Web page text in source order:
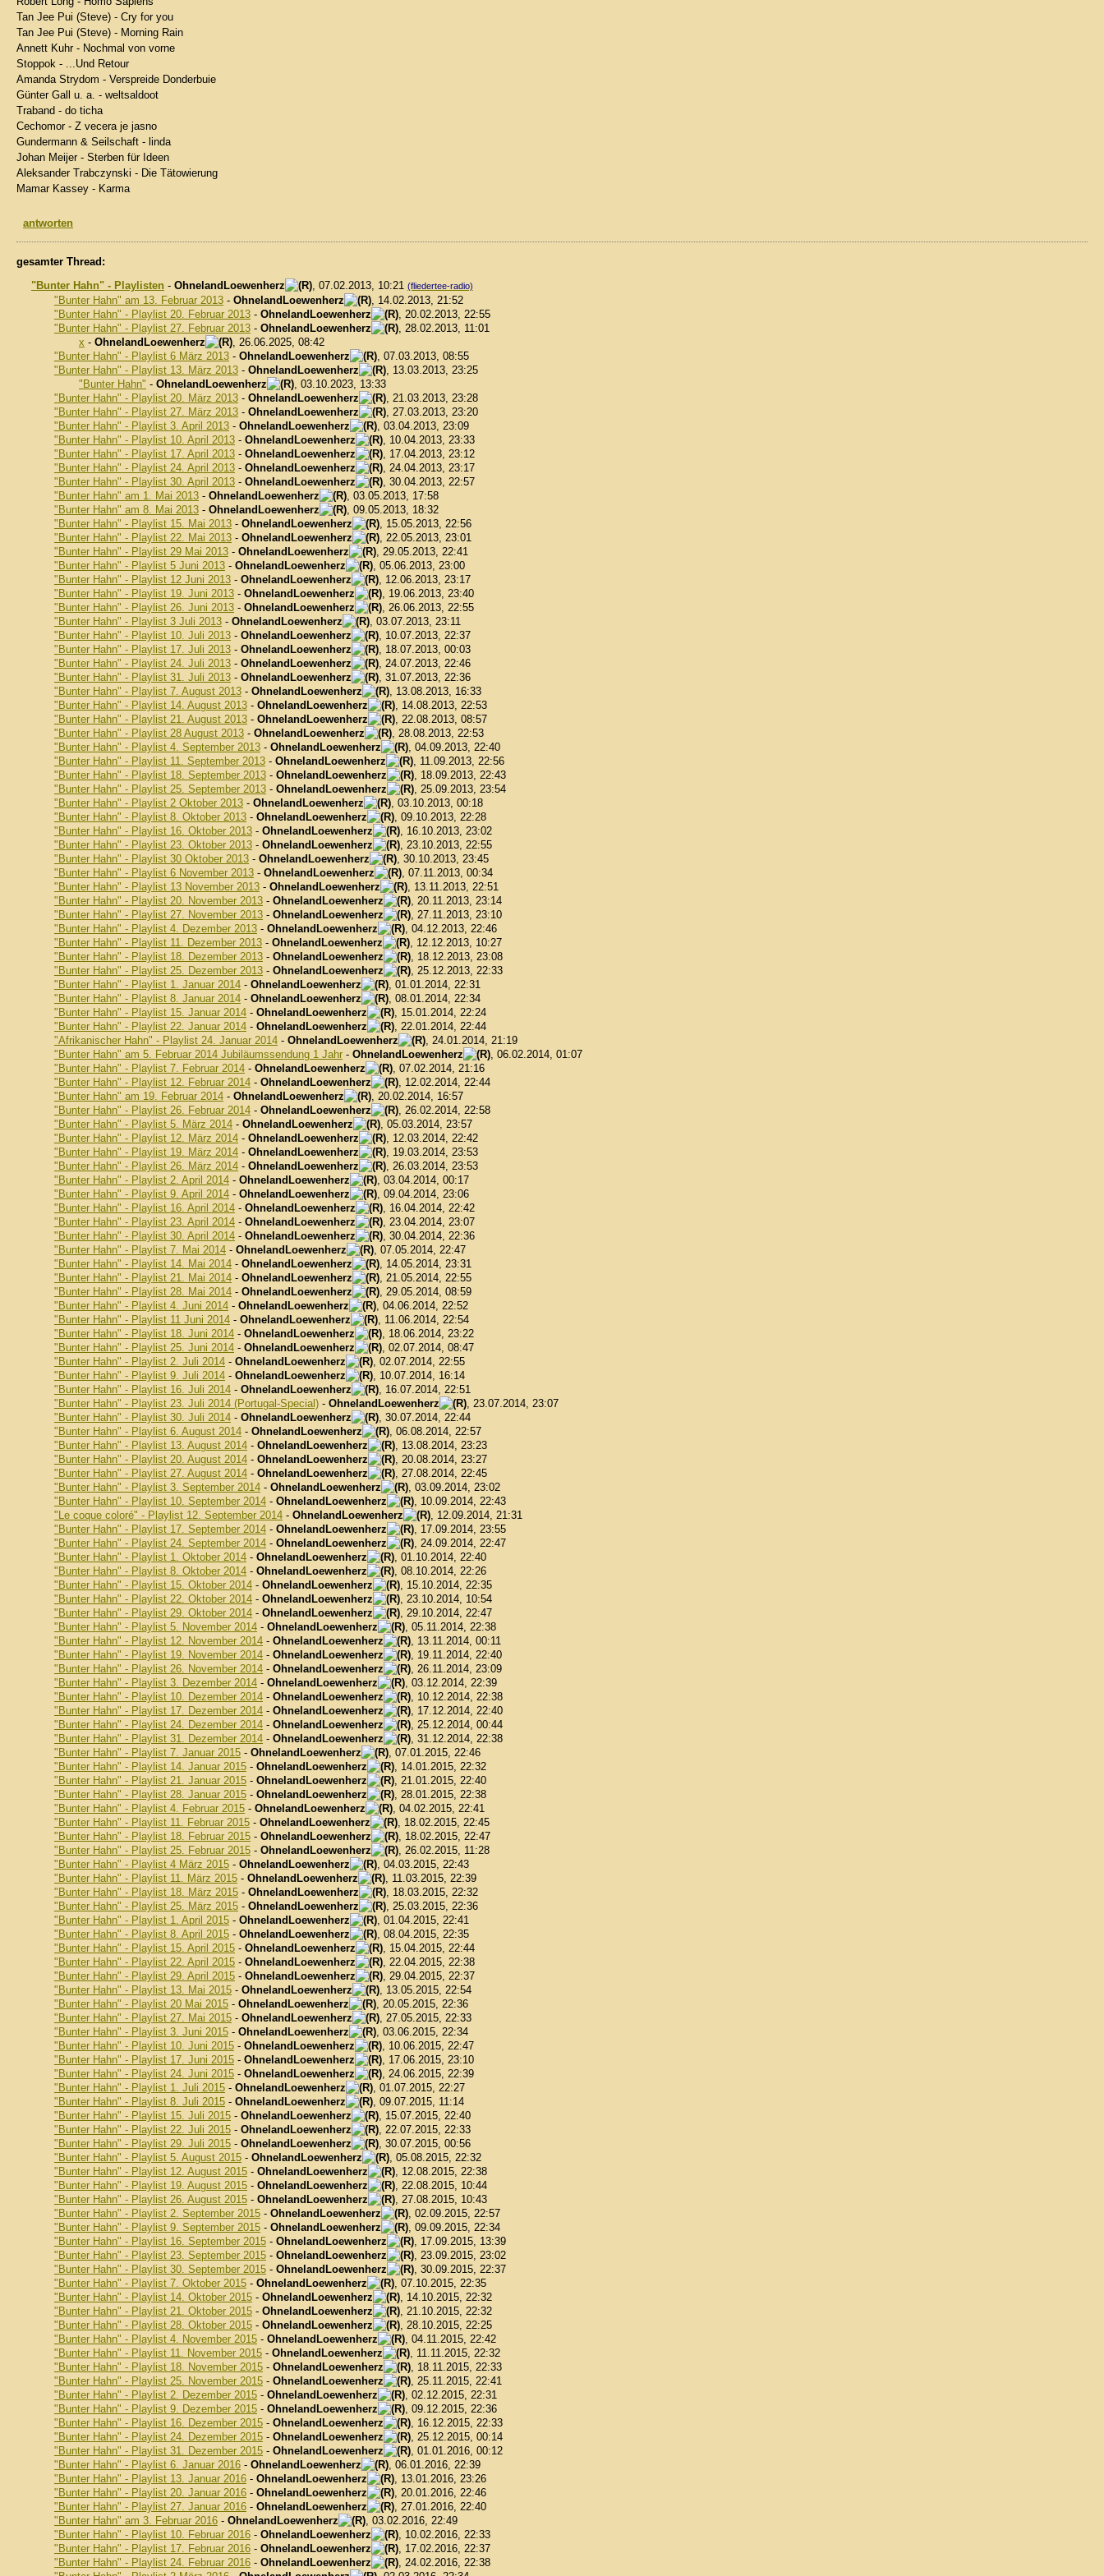
Tan Jee Pui (Steve) - Cry for you
Tan Jee Pui (Steve) - Morning Rain
Annett Kuhr - Nochmal von vorne
Stoppok - ...Und Retour
Amanda Strydom - Verspreide Donderbuie
Günter Gall u. a. - weltsaldoot
Traband - do ticha
Cechomor - Z vecera je jasno
Gundermann & Seilschaft - linda
Johan Meijer - Sterben für Ideen
Aleksander Trabczynski - Die Tätowierung
Mamar Kassey - Karma
antworten
gesamter Thread:
"Bunter Hahn" - Playlisten - OhnelandLoewenherz , 07.02.2013, 10:21 (fliedertee-radio)
"Bunter Hahn" am 13. Februar 2013 - OhnelandLoewenherz
, 14.02.2013, 21:52
"Bunter Hahn" - Playlist 20. Februar 2013 - OhnelandLoewenherz
, 20.02.2013, 22:55
"Bunter Hahn" - Playlist 27. Februar 2013 - OhnelandLoewenherz
, 28.02.2013, 11:01
x - OhnelandLoewenherz
, 26.06.2025, 08:42
"Bunter Hahn" - Playlist 6 März 2013 - OhnelandLoewenherz
, 07.03.2013, 08:55
"Bunter Hahn" - Playlist 13. März 2013 - OhnelandLoewenherz
, 13.03.2013, 23:25
"Bunter Hahn" - OhnelandLoewenherz
, 03.10.2023, 13:33
"Bunter Hahn" - Playlist 20. März 2013 - OhnelandLoewenherz
, 21.03.2013, 23:28
"Bunter Hahn" - Playlist 27. März 2013 - OhnelandLoewenherz
, 27.03.2013, 23:20
"Bunter Hahn" - Playlist 3. April 2013 - OhnelandLoewenherz
, 03.04.2013, 23:09
"Bunter Hahn" - Playlist 10. April 2013 - OhnelandLoewenherz
, 10.04.2013, 23:33
"Bunter Hahn" - Playlist 17. April 2013 - OhnelandLoewenherz
, 17.04.2013, 23:12
"Bunter Hahn" - Playlist 24. April 2013 - OhnelandLoewenherz
, 24.04.2013, 23:17
"Bunter Hahn" - Playlist 30. April 2013 - OhnelandLoewenherz
, 30.04.2013, 22:57
"Bunter Hahn" am 1. Mai 2013 - OhnelandLoewenherz
, 03.05.2013, 17:58
"Bunter Hahn" am 8. Mai 2013 - OhnelandLoewenherz
, 09.05.2013, 18:32
"Bunter Hahn" - Playlist 15. Mai 2013 - OhnelandLoewenherz
, 15.05.2013, 22:56
"Bunter Hahn" - Playlist 22. Mai 2013 - OhnelandLoewenherz
, 22.05.2013, 23:01
"Bunter Hahn" - Playlist 29 Mai 2013 - OhnelandLoewenherz
, 29.05.2013, 22:41
"Bunter Hahn" - Playlist 5 Juni 2013 - OhnelandLoewenherz
, 05.06.2013, 23:00
"Bunter Hahn" - Playlist 12 Juni 2013 - OhnelandLoewenherz
, 12.06.2013, 23:17
"Bunter Hahn" - Playlist 19. Juni 2013 - OhnelandLoewenherz
, 19.06.2013, 23:40
"Bunter Hahn" - Playlist 26. Juni 2013 - OhnelandLoewenherz
, 26.06.2013, 22:55
"Bunter Hahn" - Playlist 3 Juli 2013 - OhnelandLoewenherz
, 03.07.2013, 23:11
"Bunter Hahn" - Playlist 10. Juli 2013 - OhnelandLoewenherz
, 10.07.2013, 22:37
"Bunter Hahn" - Playlist 17. Juli 2013 - OhnelandLoewenherz
, 18.07.2013, 00:03
"Bunter Hahn" - Playlist 24. Juli 2013 - OhnelandLoewenherz
, 24.07.2013, 22:46
"Bunter Hahn" - Playlist 31. Juli 2013 - OhnelandLoewenherz
, 31.07.2013, 22:36
"Bunter Hahn" - Playlist 7. August 2013 - OhnelandLoewenherz
, 13.08.2013, 16:33
"Bunter Hahn" - Playlist 14. August 2013 - OhnelandLoewenherz
, 14.08.2013, 22:53
"Bunter Hahn" - Playlist 21. August 2013 - OhnelandLoewenherz
, 22.08.2013, 08:57
"Bunter Hahn" - Playlist 28 August 2013 - OhnelandLoewenherz
, 28.08.2013, 22:53
"Bunter Hahn" - Playlist 4. September 2013 - OhnelandLoewenherz
, 04.09.2013, 22:40
"Bunter Hahn" - Playlist 11. September 2013 - OhnelandLoewenherz
, 11.09.2013, 22:56
"Bunter Hahn" - Playlist 18. September 2013 - OhnelandLoewenherz
, 18.09.2013, 22:43
"Bunter Hahn" - Playlist 25. September 2013 - OhnelandLoewenherz
, 25.09.2013, 23:54
"Bunter Hahn" - Playlist 2 Oktober 2013 - OhnelandLoewenherz
, 03.10.2013, 00:18
"Bunter Hahn" - Playlist 8. Oktober 2013 - OhnelandLoewenherz
, 09.10.2013, 22:28
"Bunter Hahn" - Playlist 16. Oktober 2013 - OhnelandLoewenherz
, 16.10.2013, 23:02
"Bunter Hahn" - Playlist 23. Oktober 2013 - OhnelandLoewenherz
, 23.10.2013, 22:55
"Bunter Hahn" - Playlist 30 Oktober 2013 - OhnelandLoewenherz
, 30.10.2013, 23:45
"Bunter Hahn" - Playlist 6 November 2013 - OhnelandLoewenherz
, 07.11.2013, 00:34
"Bunter Hahn" - Playlist 13 November 2013 - OhnelandLoewenherz
, 13.11.2013, 22:51
"Bunter Hahn" - Playlist 20. November 2013 - OhnelandLoewenherz
, 20.11.2013, 23:14
"Bunter Hahn" - Playlist 27. November 2013 - OhnelandLoewenherz
, 27.11.2013, 23:10
"Bunter Hahn" - Playlist 4. Dezember 2013 - OhnelandLoewenherz
, 04.12.2013, 22:46
"Bunter Hahn" - Playlist 11. Dezember 2013 - OhnelandLoewenherz
, 12.12.2013, 10:27
"Bunter Hahn" - Playlist 18. Dezember 2013 - OhnelandLoewenherz
, 18.12.2013, 23:08
"Bunter Hahn" - Playlist 25. Dezember 2013 - OhnelandLoewenherz
, 25.12.2013, 22:33
"Bunter Hahn" - Playlist 1. Januar 2014 - OhnelandLoewenherz
, 01.01.2014, 22:31
"Bunter Hahn" - Playlist 8. Januar 2014 - OhnelandLoewenherz
, 08.01.2014, 22:34
"Bunter Hahn" - Playlist 15. Januar 2014 - OhnelandLoewenherz
, 15.01.2014, 22:24
"Bunter Hahn" - Playlist 22. Januar 2014 - OhnelandLoewenherz
, 22.01.2014, 22:44
"Afrikanischer Hahn" - Playlist 24. Januar 2014 - OhnelandLoewenherz
, 24.01.2014, 21:19
"Bunter Hahn" am 5. Februar 2014 Jubiläumssendung 1 Jahr - OhnelandLoewenherz
, 06.02.2014, 01:07
"Bunter Hahn" - Playlist 7. Februar 2014 - OhnelandLoewenherz
, 07.02.2014, 21:16
"Bunter Hahn" - Playlist 12. Februar 2014 - OhnelandLoewenherz
, 12.02.2014, 22:44
"Bunter Hahn" am 19. Februar 2014 - OhnelandLoewenherz
, 20.02.2014, 16:57
"Bunter Hahn" - Playlist 26. Februar 2014 - OhnelandLoewenherz
, 26.02.2014, 22:58
"Bunter Hahn" - Playlist 5. März 2014 - OhnelandLoewenherz
, 05.03.2014, 23:57
"Bunter Hahn" - Playlist 12. März 2014 - OhnelandLoewenherz
, 12.03.2014, 22:42
"Bunter Hahn" - Playlist 19. März 2014 - OhnelandLoewenherz
, 19.03.2014, 23:53
"Bunter Hahn" - Playlist 26. März 2014 - OhnelandLoewenherz
, 26.03.2014, 23:53
"Bunter Hahn" - Playlist 2. April 2014 - OhnelandLoewenherz
, 03.04.2014, 00:17
"Bunter Hahn" - Playlist 9. April 2014 - OhnelandLoewenherz
, 09.04.2014, 23:06
"Bunter Hahn" - Playlist 16. April 2014 - OhnelandLoewenherz
, 16.04.2014, 22:42
"Bunter Hahn" - Playlist 23. April 2014 - OhnelandLoewenherz
, 23.04.2014, 23:07
"Bunter Hahn" - Playlist 30. April 2014 - OhnelandLoewenherz
, 30.04.2014, 22:36
"Bunter Hahn" - Playlist 7. Mai 2014 - OhnelandLoewenherz
, 07.05.2014, 22:47
"Bunter Hahn" - Playlist 14. Mai 2014 - OhnelandLoewenherz
, 14.05.2014, 23:31
"Bunter Hahn" - Playlist 21. Mai 2014 - OhnelandLoewenherz
, 21.05.2014, 22:55
"Bunter Hahn" - Playlist 28. Mai 2014 - OhnelandLoewenherz
, 29.05.2014, 08:59
"Bunter Hahn" - Playlist 4. Juni 2014 - OhnelandLoewenherz
, 04.06.2014, 22:52
"Bunter Hahn" - Playlist 11 Juni 2014 - OhnelandLoewenherz
, 11.06.2014, 22:54
"Bunter Hahn" - Playlist 18. Juni 2014 - OhnelandLoewenherz
, 18.06.2014, 23:22
"Bunter Hahn" - Playlist 25. Juni 2014 - OhnelandLoewenherz
, 02.07.2014, 08:47
"Bunter Hahn" - Playlist 2. Juli 2014 - OhnelandLoewenherz
, 02.07.2014, 22:55
"Bunter Hahn" - Playlist 9. Juli 2014 - OhnelandLoewenherz
, 10.07.2014, 16:14
"Bunter Hahn" - Playlist 16. Juli 2014 - OhnelandLoewenherz
, 16.07.2014, 22:51
"Bunter Hahn" - Playlist 23. Juli 2014 (Portugal-Special) - OhnelandLoewenherz
, 23.07.2014, 23:07
"Bunter Hahn" - Playlist 30. Juli 2014 - OhnelandLoewenherz
, 30.07.2014, 22:44
"Bunter Hahn" - Playlist 6. August 2014 - OhnelandLoewenherz
, 06.08.2014, 22:57
"Bunter Hahn" - Playlist 13. August 2014 - OhnelandLoewenherz
, 13.08.2014, 23:23
"Bunter Hahn" - Playlist 20. August 2014 - OhnelandLoewenherz
, 20.08.2014, 23:27
"Bunter Hahn" - Playlist 27. August 2014 - OhnelandLoewenherz
, 27.08.2014, 22:45
"Bunter Hahn" - Playlist 3. September 2014 - OhnelandLoewenherz
, 03.09.2014, 23:02
"Bunter Hahn" - Playlist 10. September 2014 - OhnelandLoewenherz
, 10.09.2014, 22:43
"Le coque coloré" - Playlist 12. September 2014 - OhnelandLoewenherz
, 12.09.2014, 21:31
"Bunter Hahn" - Playlist 17. September 2014 - OhnelandLoewenherz
, 17.09.2014, 23:55
"Bunter Hahn" - Playlist 24. September 2014 - OhnelandLoewenherz
, 24.09.2014, 22:47
"Bunter Hahn" - Playlist 1. Oktober 2014 - OhnelandLoewenherz
, 01.10.2014, 22:40
"Bunter Hahn" - Playlist 8. Oktober 2014 - OhnelandLoewenherz
, 08.10.2014, 22:26
"Bunter Hahn" - Playlist 15. Oktober 2014 - OhnelandLoewenherz
, 15.10.2014, 22:35
"Bunter Hahn" - Playlist 22. Oktober 2014 - OhnelandLoewenherz
, 23.10.2014, 10:54
"Bunter Hahn" - Playlist 29. Oktober 2014 - OhnelandLoewenherz
, 29.10.2014, 22:47
"Bunter Hahn" - Playlist 5. November 2014 - OhnelandLoewenherz
, 05.11.2014, 22:38
"Bunter Hahn" - Playlist 12. November 2014 - OhnelandLoewenherz
, 13.11.2014, 00:11
"Bunter Hahn" - Playlist 19. November 2014 - OhnelandLoewenherz
, 19.11.2014, 22:40
"Bunter Hahn" - Playlist 26. November 2014 - OhnelandLoewenherz
, 26.11.2014, 23:09
"Bunter Hahn" - Playlist 3. Dezember 2014 - OhnelandLoewenherz
, 03.12.2014, 22:39
"Bunter Hahn" - Playlist 10. Dezember 2014 - OhnelandLoewenherz
, 10.12.2014, 22:38
"Bunter Hahn" - Playlist 17. Dezember 2014 - OhnelandLoewenherz
, 17.12.2014, 22:40
"Bunter Hahn" - Playlist 24. Dezember 2014 - OhnelandLoewenherz
, 25.12.2014, 00:44
"Bunter Hahn" - Playlist 31. Dezember 2014 - OhnelandLoewenherz
, 31.12.2014, 22:38
"Bunter Hahn" - Playlist 7. Januar 2015 - OhnelandLoewenherz
, 07.01.2015, 22:46
"Bunter Hahn" - Playlist 14. Januar 2015 - OhnelandLoewenherz
, 14.01.2015, 22:32
"Bunter Hahn" - Playlist 21. Januar 2015 - OhnelandLoewenherz
, 21.01.2015, 22:40
"Bunter Hahn" - Playlist 28. Januar 2015 - OhnelandLoewenherz
, 28.01.2015, 22:38
"Bunter Hahn" - Playlist 4. Februar 2015 - OhnelandLoewenherz
, 04.02.2015, 22:41
"Bunter Hahn" - Playlist 11. Februar 2015 - OhnelandLoewenherz
, 18.02.2015, 22:45
"Bunter Hahn" - Playlist 18. Februar 2015 - OhnelandLoewenherz
, 18.02.2015, 22:47
"Bunter Hahn" - Playlist 25. Februar 2015 - OhnelandLoewenherz
, 26.02.2015, 11:28
"Bunter Hahn" - Playlist 4 März 2015 - OhnelandLoewenherz
, 04.03.2015, 22:43
"Bunter Hahn" - Playlist 11. März 2015 - OhnelandLoewenherz
, 11.03.2015, 22:39
"Bunter Hahn" - Playlist 18. März 2015 - OhnelandLoewenherz
, 18.03.2015, 22:32
"Bunter Hahn" - Playlist 25. März 2015 - OhnelandLoewenherz
, 25.03.2015, 22:36
"Bunter Hahn" - Playlist 1. April 2015 - OhnelandLoewenherz
, 01.04.2015, 22:41
"Bunter Hahn" - Playlist 8. April 2015 - OhnelandLoewenherz
, 08.04.2015, 22:35
"Bunter Hahn" - Playlist 15. April 2015 - OhnelandLoewenherz
, 15.04.2015, 22:44
"Bunter Hahn" - Playlist 22. April 2015 - OhnelandLoewenherz
, 22.04.2015, 22:38
"Bunter Hahn" - Playlist 29. April 2015 - OhnelandLoewenherz
, 29.04.2015, 22:37
"Bunter Hahn" - Playlist 13. Mai 2015 - OhnelandLoewenherz
, 13.05.2015, 22:54
"Bunter Hahn" - Playlist 20 Mai 2015 - OhnelandLoewenherz
, 20.05.2015, 22:36
"Bunter Hahn" - Playlist 27. Mai 2015 - OhnelandLoewenherz
, 27.05.2015, 22:33
"Bunter Hahn" - Playlist 3. Juni 2015 - OhnelandLoewenherz
, 03.06.2015, 22:34
"Bunter Hahn" - Playlist 10. Juni 2015 - OhnelandLoewenherz
, 10.06.2015, 22:47
"Bunter Hahn" - Playlist 17. Juni 2015 - OhnelandLoewenherz
, 17.06.2015, 23:10
"Bunter Hahn" - Playlist 24. Juni 2015 - OhnelandLoewenherz
, 24.06.2015, 22:39
"Bunter Hahn" - Playlist 1. Juli 2015 - OhnelandLoewenherz
, 01.07.2015, 22:27
"Bunter Hahn" - Playlist 8. Juli 2015 - OhnelandLoewenherz
, 09.07.2015, 11:14
"Bunter Hahn" - Playlist 15. Juli 2015 - OhnelandLoewenherz
, 15.07.2015, 22:40
"Bunter Hahn" - Playlist 22. Juli 2015 - OhnelandLoewenherz
, 22.07.2015, 22:33
"Bunter Hahn" - Playlist 29. Juli 2015 - OhnelandLoewenherz
, 30.07.2015, 00:56
"Bunter Hahn" - Playlist 5. August 2015 - OhnelandLoewenherz
, 05.08.2015, 22:32
"Bunter Hahn" - Playlist 12. August 2015 - OhnelandLoewenherz
, 12.08.2015, 22:38
"Bunter Hahn" - Playlist 19. August 2015 - OhnelandLoewenherz
, 22.08.2015, 10:44
"Bunter Hahn" - Playlist 26. August 2015 - OhnelandLoewenherz
, 27.08.2015, 10:43
"Bunter Hahn" - Playlist 2. September 2015 - OhnelandLoewenherz
, 02.09.2015, 22:57
"Bunter Hahn" - Playlist 9. September 2015 - OhnelandLoewenherz
, 09.09.2015, 22:34
"Bunter Hahn" - Playlist 16. September 2015 - OhnelandLoewenherz
, 17.09.2015, 13:39
"Bunter Hahn" - Playlist 23. September 2015 - OhnelandLoewenherz
, 23.09.2015, 23:02
"Bunter Hahn" - Playlist 30. September 2015 - OhnelandLoewenherz
, 30.09.2015, 22:37
"Bunter Hahn" - Playlist 7. Oktober 2015 - OhnelandLoewenherz
, 07.10.2015, 22:35
"Bunter Hahn" - Playlist 14. Oktober 2015 - OhnelandLoewenherz
, 14.10.2015, 22:32
"Bunter Hahn" - Playlist 21. Oktober 2015 - OhnelandLoewenherz
, 21.10.2015, 22:32
"Bunter Hahn" - Playlist 28. Oktober 2015 - OhnelandLoewenherz
, 28.10.2015, 22:25
"Bunter Hahn" - Playlist 4. November 2015 - OhnelandLoewenherz
, 04.11.2015, 22:42
"Bunter Hahn" - Playlist 11. November 2015 - OhnelandLoewenherz
, 11.11.2015, 22:32
"Bunter Hahn" - Playlist 18. November 2015 - OhnelandLoewenherz
, 18.11.2015, 22:33
"Bunter Hahn" - Playlist 25. November 2015 - OhnelandLoewenherz
, 25.11.2015, 22:41
"Bunter Hahn" - Playlist 2. Dezember 2015 - OhnelandLoewenherz
, 02.12.2015, 22:31
"Bunter Hahn" - Playlist 9. Dezember 2015 - OhnelandLoewenherz
, 09.12.2015, 22:36
"Bunter Hahn" - Playlist 16. Dezember 2015 - OhnelandLoewenherz
, 16.12.2015, 22:33
"Bunter Hahn" - Playlist 24. Dezember 2015 - OhnelandLoewenherz
, 25.12.2015, 00:14
"Bunter Hahn" - Playlist 31. Dezember 2015 - OhnelandLoewenherz
, 01.01.2016, 00:12
"Bunter Hahn" - Playlist 6. Januar 2016 - OhnelandLoewenherz
, 06.01.2016, 22:39
"Bunter Hahn" - Playlist 13. Januar 2016 - OhnelandLoewenherz
, 13.01.2016, 23:26
"Bunter Hahn" - Playlist 20. Januar 2016 - OhnelandLoewenherz
, 20.01.2016, 22:46
"Bunter Hahn" - Playlist 27. Januar 2016 - OhnelandLoewenherz
, 27.01.2016, 22:40
"Bunter Hahn" am 3. Februar 2016 - OhnelandLoewenherz
, 03.02.2016, 22:49
"Bunter Hahn" - Playlist 10. Februar 2016 - OhnelandLoewenherz
, 10.02.2016, 22:33
"Bunter Hahn" - Playlist 17. Februar 2016 - OhnelandLoewenherz
, 17.02.2016, 22:37
"Bunter Hahn" - Playlist 24. Februar 2016 - OhnelandLoewenherz
, 24.02.2016, 22:38